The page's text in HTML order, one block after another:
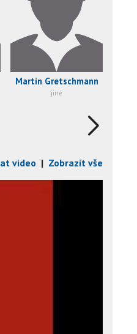
Martin Gretschmann
jiné
video | Zobrazit vše